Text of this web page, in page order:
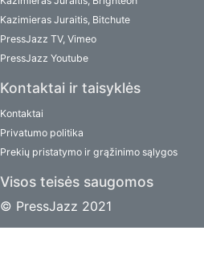
Kazimieras Juraitis, Bitchute
PressJazz TV, Vimeo
PressJazz Youtube
Kontaktai ir taisyklės
Kontaktai
Privatumo politika
Prekių pristatymo ir grąžinimo sąlygos
Visos teisės saugomos
© PressJazz 2021